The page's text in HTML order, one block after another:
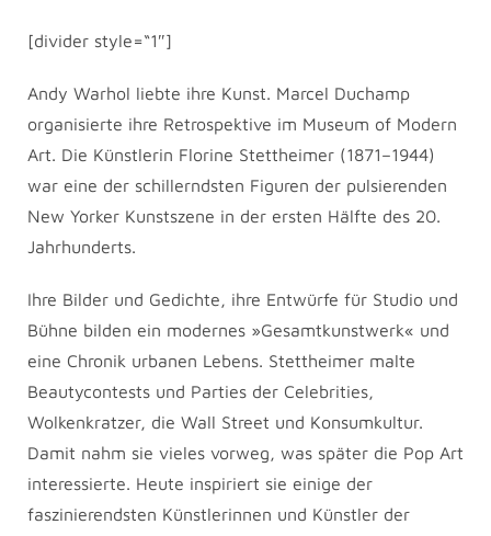
[divider style=“1″]
Andy Warhol liebte ihre Kunst. Marcel Duchamp
organisierte ihre Retrospektive im Museum of Modern
Art. Die Künstlerin Florine Stettheimer (1871–1944)
war eine der schillerndsten Figuren der pulsierenden
New Yorker Kunstszene in der ersten Hälfte des 20.
Jahrhunderts.
Ihre Bilder und Gedichte, ihre Entwürfe für Studio und
Bühne bilden ein modernes »Gesamtkunstwerk« und
eine Chronik urbanen Lebens. Stettheimer malte
Beautycontests und Parties der Celebrities,
Wolkenkratzer, die Wall Street und Konsumkultur.
Damit nahm sie vieles vorweg, was später die Pop Art
interessierte. Heute inspiriert sie einige der
faszinierendsten Künstlerinnen und Künstler der